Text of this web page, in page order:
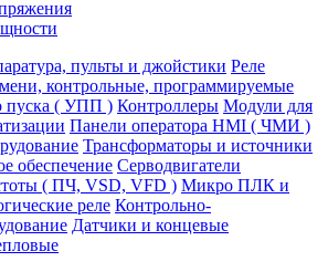
пульты и джойстики Реле
контрольные, программируемые
пуска ( УПП ) Контроллеры Модули для
Панели оператора HMI ( ЧМИ )
Транcформаторы и источники
обеспечение Серводвигатели
( ПЧ, VSD, VFD ) Микро ПЛК и
реле Контрольно-
Датчики и концевые